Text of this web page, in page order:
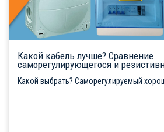
Какой кабель лучше? Сравнение
саморегулирующегося и
Какой выбрать? Саморегулируемый хорош